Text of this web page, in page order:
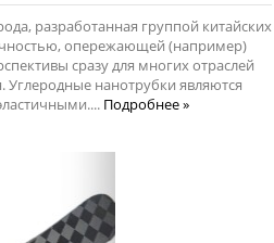
разработанная группой китайских
опережающей (например)
сразу для многих отраслей
Углеродные нанотрубки являются
Подробнее »